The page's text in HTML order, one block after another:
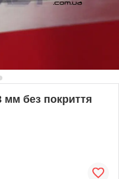
мм без покриття